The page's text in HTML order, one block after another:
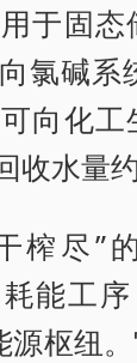
于固态
氯碱系
向化工
收水量约
榨尽”
能工
源枢纽